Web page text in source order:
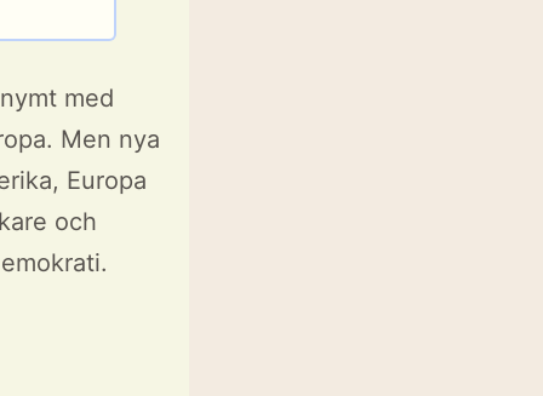
med
Men nya
Europa
och